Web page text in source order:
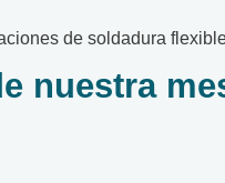
de soldadura
nuestra